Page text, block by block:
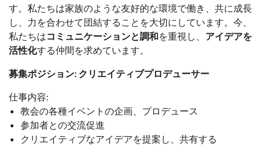
す。私たちは家族のような友好的な環境で働き、共に成長
し、力を合わせて団結することを大切にしています。今、
私たちはコミュニケーションと調和を重視し、 アイデアを
活性化する仲間を求めています。
募集ポジション: クリエイティブプロデューサー
仕事内容:
教会の各種イベントの企画、プロデュース
参加者との交流促進
クリエイティブなアイデアを提案し、共有する